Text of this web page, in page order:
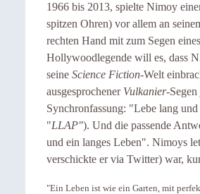
1966 bis 2013, spielte Nimoy
spitzen Ohren) vor allem an
rechten Hand mit zum Segen
Hollywoodlegende will es, dass
seine Science Fiction-Welt
ausgesprochener Vulkanier-
Synchronfassung: "Lebe lang
"LLAP"). Und die passende
und ein langes Leben". Nimoys
verschickte er via Twitter) war,
"Ein Leben ist wie ein Garten, mit